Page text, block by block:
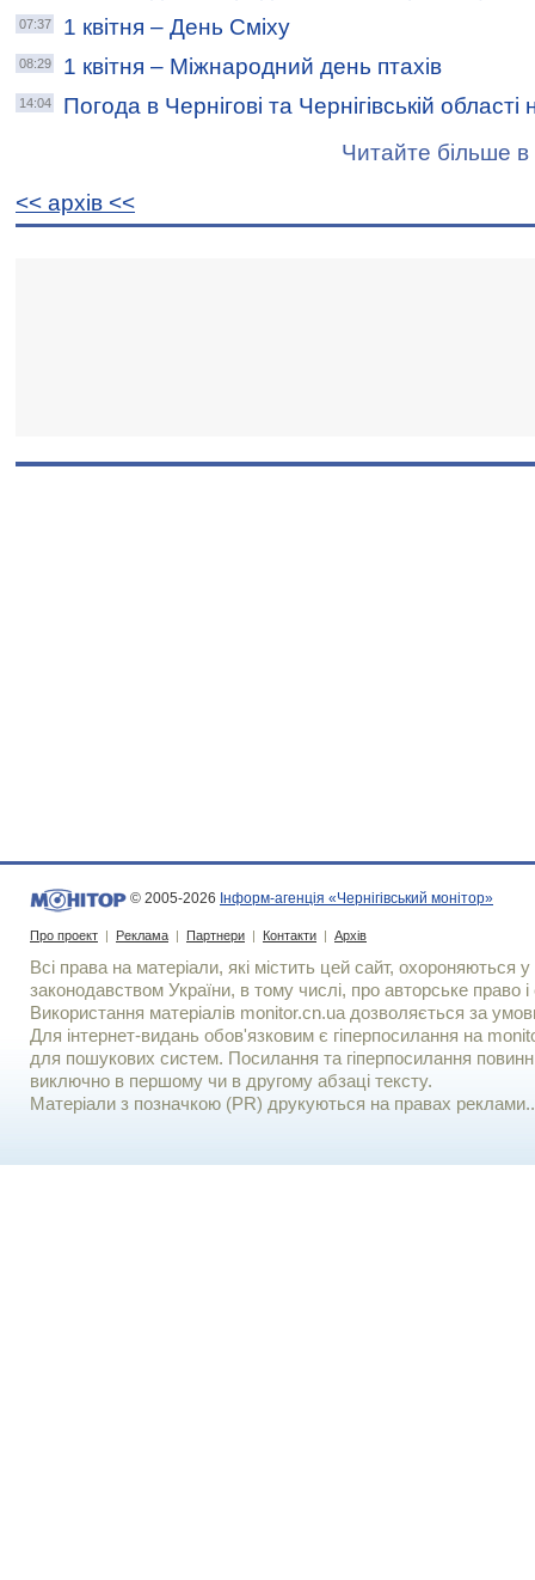
07:37 1 квітня – День Сміху
08:29 1 квітня – Міжнародний день птахів
14:04
Погода в Чернігові та Чернігівській області
Читайте більше в
<< архiв <<
© 2005-2026 Інформ-агенція «Чернігівський монітор»
Про проект | Реклама | Партнери | Контакти | Архів
Всі права на матеріали, які містить цей сайт, охороняються у
законодавством України, в тому числі, про авторське право і
Використання матерiалiв monitor.cn.ua дозволяється за
Для iнтернет-видань обов'язковим є гiперпосилання на
для пошукових систем. Посилання та гіперпосилання
виключно в першому чи в другому абзаці тексту.
Матеріали з позначкою (PR) друкуються на правах реклами..